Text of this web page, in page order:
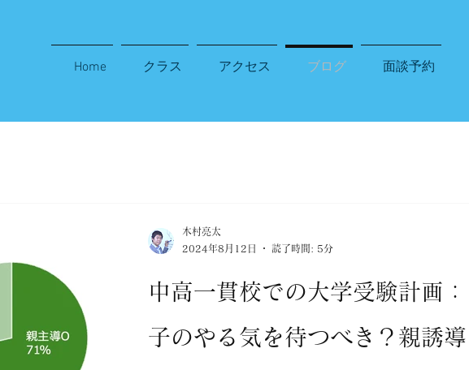
Home クラス アクセス ブログ 面談予約
中高一貫校での大学受験計画：
子のやる気を待つべき？親誘導
木村亮太
2024年8月12日
読了時間: 5分